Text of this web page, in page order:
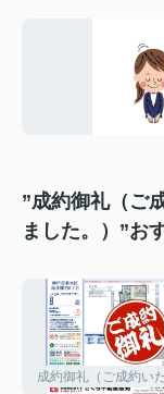
”成約御礼（ご
ました。）”お
成約御礼（ご成約い